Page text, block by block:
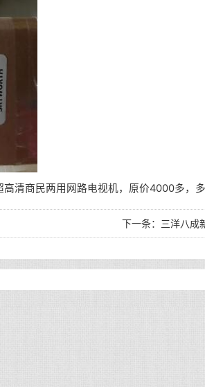
清商民两用网路电视机，原价4000多，
下一条： 三洋八成